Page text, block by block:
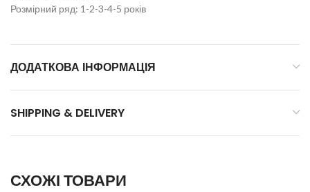
Розмірний ряд: 1-2-3-4-5 років
ДОДАТКОВА ІНФОРМАЦІЯ
SHIPPING & DELIVERY
СХОЖІ ТОВАРИ